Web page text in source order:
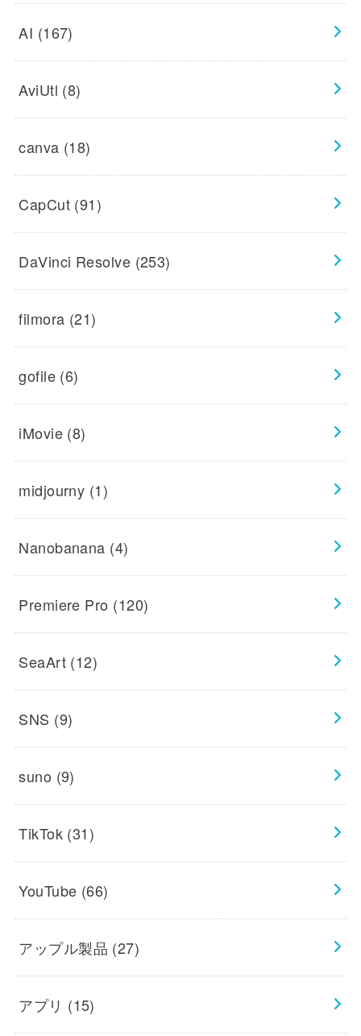
AI (167)
AviUtl (8)
canva (18)
CapCut (91)
DaVinci Resolve (253)
filmora (21)
gofile (6)
iMovie (8)
midjourny (1)
Nanobanana (4)
Premiere Pro (120)
SeaArt (12)
SNS (9)
suno (9)
TikTok (31)
YouTube (66)
アップル製品 (27)
アプリ (15)